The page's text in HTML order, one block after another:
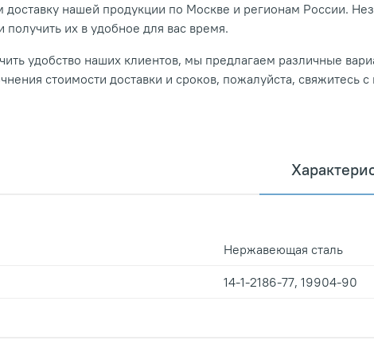
нашей продукции по Москве и регионам России.
получить их в удобное для вас время.
удобство наших клиентов, мы предлагаем различные
стоимости доставки и сроков, пожалуйста, свяжитесь
Нержавеющая сталь
14-1-2186-77, 19904-90